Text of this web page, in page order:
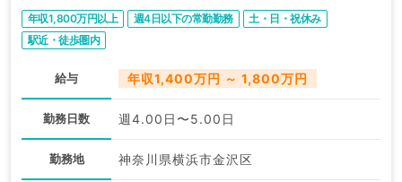
年収1,800万円以上 週4日以下の常勤勤務
土・日・祝休み
駅近・徒歩圏内
給与 年収1,400万円 ～ 1,800万円
勤務日数 週4.00日〜5.00日
勤務地 神奈川県横浜市金沢区